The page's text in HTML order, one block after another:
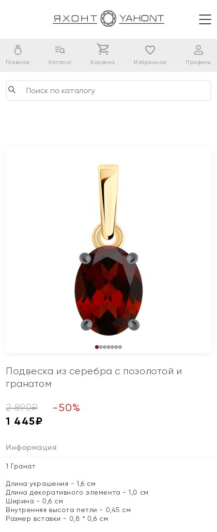
Главная Каталог Корзина Избранное Профиль
Подвеска из серебра с позолотой и
гранатом
2 890₽ -50%
1 445₽
Информация
1 Гранат
Длина украшения - 1,6 см
Длина декоративного элемента - 1,0 см
Ширина - 0,6 см
Внутренняя высота петли - 0,45 см
Размер вставки - 0,8 * 0,6 см